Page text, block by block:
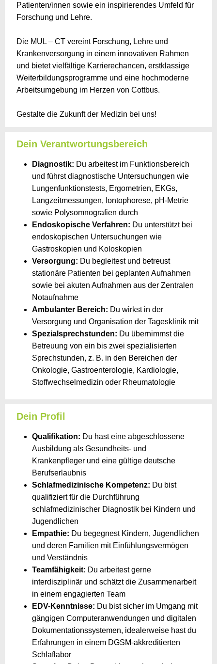
Patienten/innen sowie ein inspirierendes Umfeld für
Forschung und Lehre.
Die MUL – CT vereint Forschung, Lehre und
Krankenversorgung in einem innovativen Rahmen
und bietet vielfältige Karrierechancen, erstklassige
Weiterbildungsprogramme und eine hochmoderne
Arbeitsumgebung im Herzen von Cottbus.
Gestalte die Zukunft der Medizin bei uns!
Dein Verantwortungsbereich
Diagnostik: Du arbeitest im Funktionsbereich
und führst diagnostische Untersuchungen wie
Lungenfunktionstests, Ergometrien, EKGs,
Langzeitmessungen, Iontophorese, pH-Metrie
sowie Polysomnografien durch
Endoskopische Verfahren: Du unterstützt bei
endoskopischen Untersuchungen wie
Gastroskopien und Koloskopien
Versorgung: Du begleitest und betreust
stationäre Patienten bei geplanten Aufnahmen
sowie bei akuten Aufnahmen aus der Zentralen
Notaufnahme
Ambulanter Bereich: Du wirkst in der
Versorgung und Organisation der Tagesklinik mit
Spezialsprechstunden: Du übernimmst die
Betreuung von ein bis zwei spezialisierten
Sprechstunden, z. B. in den Bereichen der
Onkologie, Gastroenterologie, Kardiologie,
Stoffwechselmedizin oder Rheumatologie
Dein Profil
Qualifikation: Du hast eine abgeschlossene
Ausbildung als Gesundheits- und
Krankenpfleger und eine gültige deutsche
Berufserlaubnis
Schlafmedizinische Kompetenz: Du bist
qualifiziert für die Durchführung
schlafmedizinischer Diagnostik bei Kindern und
Jugendlichen
Empathie: Du begegnest Kindern, Jugendlichen
und deren Familien mit Einfühlungsvermögen
und Verständnis
Teamfähigkeit: Du arbeitest gerne
interdisziplinär und schätzt die Zusammenarbeit
in einem engagierten Team
EDV-Kenntnisse: Du bist sicher im Umgang mit
gängigen Computeranwendungen und digitalen
Dokumentationssystemen, idealerweise hast du
Erfahrungen in einem DGSM-akkreditierten
Schlaflabor